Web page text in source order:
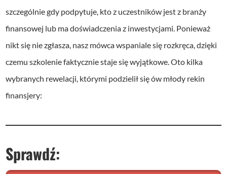
szczególnie gdy podpytuje, kto z uczestników jest z branży
finansowej lub ma doświadczenia z inwestycjami. Ponieważ
nikt się nie zgłasza, nasz mówca wspaniale się rozkręca, dzięki
czemu szkolenie faktycznie staje się wyjątkowe. Oto kilka
wybranych rewelacji, którymi podzielił się ów młody rekin
finansjery:
Sprawdź: